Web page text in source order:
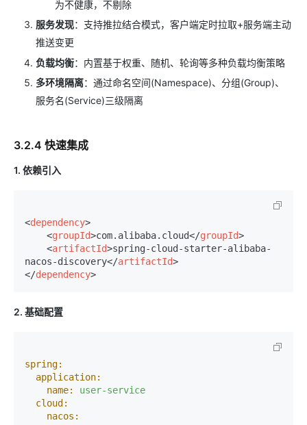
为不健康，不剔除
服务发现：支持推拉结合模式，客户端定时拉取+服务端主动
推送变更
负载均衡：内置基于权重、随机、轮询等多种负载均衡策略
多环境隔离：通过命名空间(Namespace)、分组(Group)、
服务名(Service)三级隔离
3.2.4 快速集成
1. 依赖引入
<dependency>
<groupId>com.alibaba.cloud</groupId>
<artifactId>spring-cloud-starter-alibaba-
nacos-discovery</artifactId>
</dependency>
2. 基础配置
spring:
application:
name:
user-service
cloud:
nacos: